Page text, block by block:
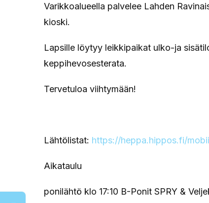
Varikkoalueella palvelee Lahden
kioski.
Lapsille löytyy leikkipaikat ulko-ja
keppihevosesterata.
Tervetuloa viihtymään!
Lähtölistat: https://heppa.hippos.fi/
Aikataulu
ponilähtö klo 17:10 B-Ponit SPRY &